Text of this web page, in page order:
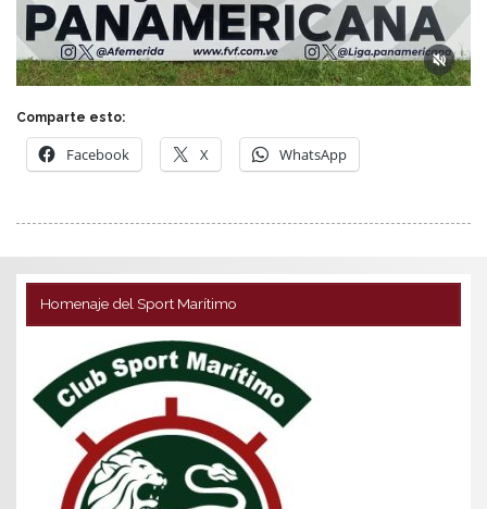
Comparte esto:
Facebook X WhatsApp
Homenaje del Sport Marítimo